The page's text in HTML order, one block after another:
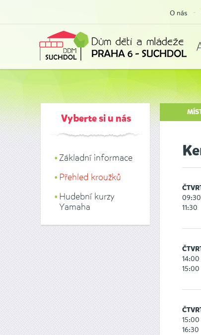
O nás
Vyberte si u nás
Základní informace
Přehled kroužků
Hudební kurzy
Yamaha
11:30
14:00
15:00
15:00
16:30